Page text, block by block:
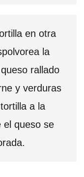
en otra
la
rallado
y verduras
a la
el queso se